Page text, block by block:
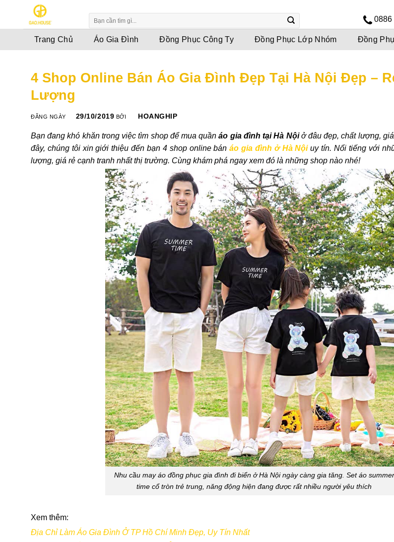
content
0886
Trang Chủ Áo Gia Đình Đồng Phục Công Ty Đồng Phục Lớp Nhóm Đồng
4 Shop Online Bán Áo Gia Đình Đẹp Tại Hà Nội Đẹp –
Lượng
ĐĂNG NGÀY 29/10/2019 BỞI HOANGHIP
Bạn đang khó khăn trong việc tìm shop để mua quầnáo gia đình tại Hà Nộiở đâu đẹp, chất lượng,
đây, chúng tôi xin giới thiệu đến bạn 4 shop online bánáo gia đình ở Hà Nộiuy tín. Nổi tiếng với
lượng, giá rẻ cạnh tranh nhất thị trường. Cùng khám phá ngay xem đó là những shop nào nhé!
Nhu cầu may áo đồng phục gia đình đi biển ở Hà Nội ngày càng gia tăng. Set áo summer
time cổ tròn trẻ trung, năng động hiện đang được rất nhiều người yêu thích
Xem thêm:
Địa Chỉ Làm Áo Gia Đình Ở TP Hồ Chí Minh Đẹp, Uy Tín Nhất